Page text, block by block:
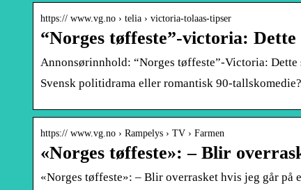
https:// www.vg.no › telia › victoria-tolaas-tipser
“Norges tøffeste”-victoria:
Annonsørinnhold: “Norges tøffeste”-Victoria: Dette
Svensk politidrama eller romantisk 90-
https:// www.vg.no › Rampelys › TV › Farmen
«Norges tøffeste»: – Blir
«Norges tøffeste»: – Blir overrasket hvis jeg går på